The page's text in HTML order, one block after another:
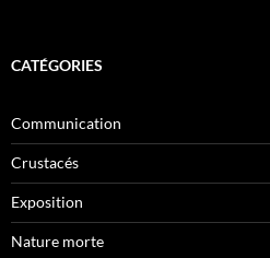
CATÉGORIES
Communication
Crustacés
Exposition
Nature morte